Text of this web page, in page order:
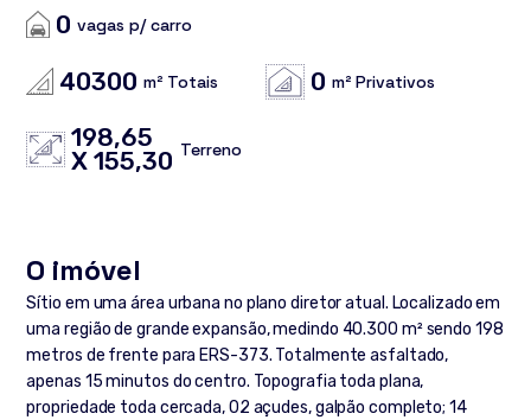
0 vagas p/ carro
40300 m² Totais 0 m² Privativos
198,65
X 155,30 Terreno
O imóvel
Sítio em uma área urbana no plano diretor atual. Localizado em
uma região de grande expansão, medindo 40.300 m² sendo 198
metros de frente para ERS-373. Totalmente asfaltado,
apenas 15 minutos do centro. Topografia toda plana,
propriedade toda cercada, 02 açudes, galpão completo; 14